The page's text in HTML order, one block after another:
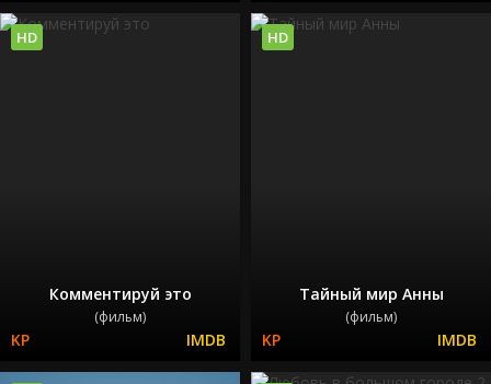
Комментируй это
(фильм)
HD
Тайный мир Анны
(фильм)
HD